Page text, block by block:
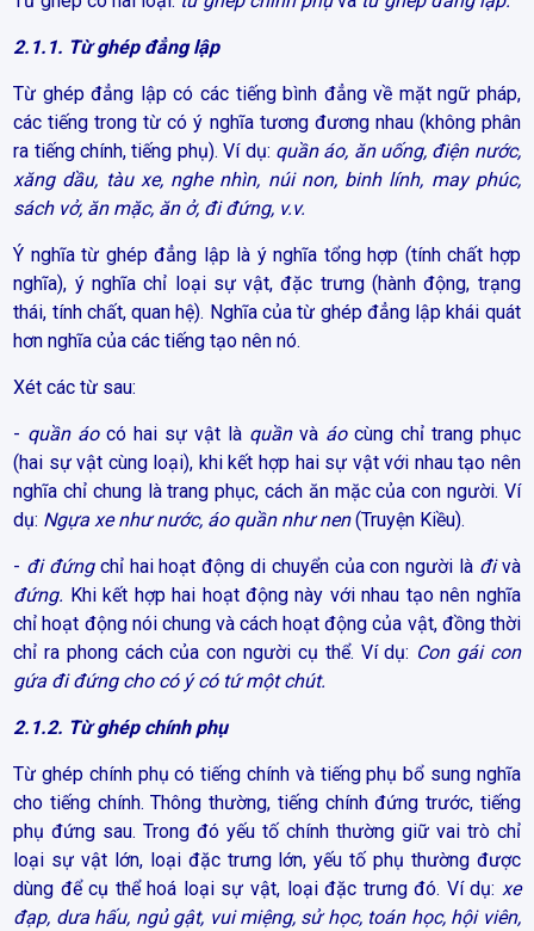
2.1.1. Từ ghép đẳng lập
Từ ghép đẳng lập có các tiếng bình đẳng về mặt ngữ pháp,
các tiếng trong từ có ý nghĩa tương đương nhau (không phân
ra tiếng chính, tiếng phụ). Ví dụ: quần áo, ăn uống, điện nước,
xăng dầu, tàu xe, nghe nhìn, núi non, binh lính, may phúc,
sách vở, ăn mặc, ăn ở, đi đứng, v.v.
Ý nghĩa từ ghép đẳng lập là ý nghĩa tổng hợp (tính chất hợp
nghĩa), ý nghĩa chỉ loại sự vật, đặc trưng (hành động, trạng
thái, tính chất, quan hệ). Nghĩa của từ ghép đẳng lập khái quát
hơn nghĩa của các tiếng tạo nên nó.
Xét các từ sau:
- quần áocó hai sự vật là quần và áo cùng chỉ trang phục
(hai sự vật cùng loại), khi kết hợp hai sự vật với nhau tạo nên
nghĩa chỉ chung là trang phục, cách ăn mặc của con người. Ví
dụ: Ngựa xe như nước, áo quần như nen(Truyện Kiều).
- đi đứng chỉ hai hoạt động di chuyển của con người là đivà
đứng. Khi kết hợp hai hoạt động này với nhau tạo nên nghĩa
chỉ hoạt động nói chung và cách hoạt động của vật, đồng thời
chỉ ra phong cách của con người cụ thể. Ví dụ: Con gái con
gứa đi đứng cho có ý có tứ một chút.
2.1.2. Từ ghép chính phụ
Từ ghép chính phụ có tiếng chính và tiếng phụ bổ sung nghĩa
cho tiếng chính. Thông thường, tiếng chính đứng trước, tiếng
phụ đứng sau. Trong đó yếu tố chính thường giữ vai trò chỉ
loại sự vật lớn, loại đặc trưng lớn, yếu tố phụ thường được
dùng để cụ thể hoá loại sự vật, loại đặc trưng đó. Ví dụ: xe
đạp, dưa hấu, ngủ gật, vui miệng, sử học, toán học, hội viên,